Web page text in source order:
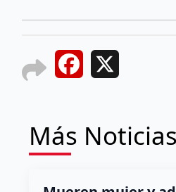
Facebook
Más Noticias